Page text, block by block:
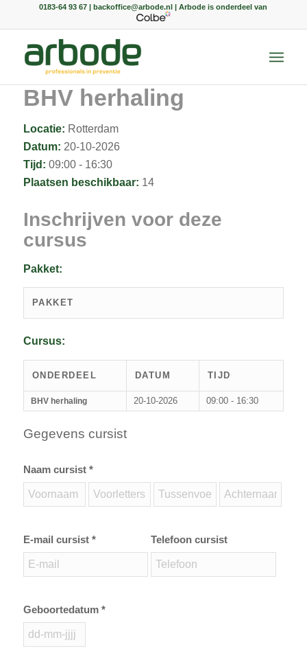
0183-64 93 67 | backoffice@arbode.nl | Arbode is onderdeel van
BHV herhaling
Locatie: Rotterdam
Datum: 20-10-2026
Tijd: 09:00 - 16:30
Plaatsen beschikbaar: 14
Inschrijven voor deze
cursus
Pakket:
PAKKET
Cursus:
ONDERDEEL DATUM TIJD
BHV herhaling 20-10-2026 09:00 - 16:30
Gegevens cursist
Naam cursist *
E-mail cursist * Telefoon cursist
Geboortedatum *